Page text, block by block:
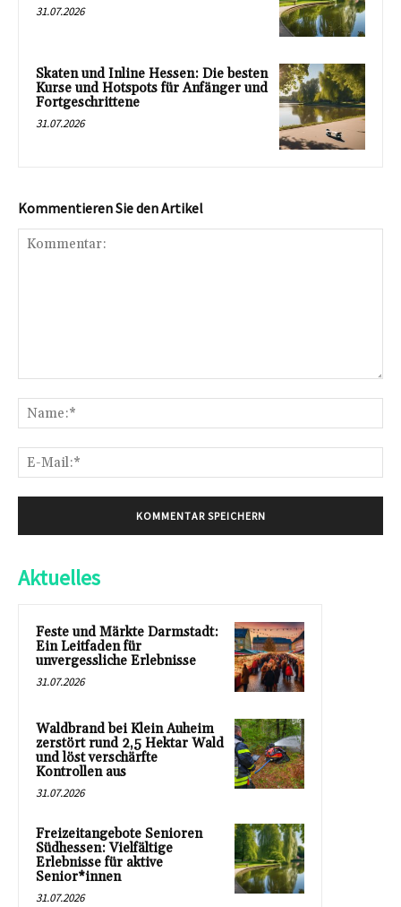
31.07.2026
Skaten und Inline Hessen: Die besten
Kurse und Hotspots für Anfänger und
Fortgeschrittene
31.07.2026
Kommentieren Sie den Artikel
Aktuelles
Feste und Märkte Darmstadt:
Ein Leitfaden für
unvergessliche Erlebnisse
31.07.2026
Waldbrand bei Klein Auheim
zerstört rund 2,5 Hektar Wald
und löst verschärfte
Kontrollen aus
31.07.2026
Freizeitangebote Senioren
Südhessen: Vielfältige
Erlebnisse für aktive
Senior*innen
31.07.2026